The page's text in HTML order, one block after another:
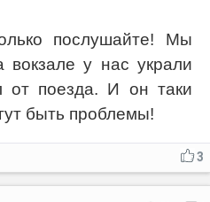
послушайте! Мы
вокзале у нас украли
от поезда. И он таки
быть проблемы!
3